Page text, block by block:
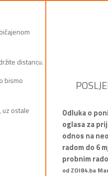
distancu.
bismo
ostale
Odluka o
oglasa za
odnos na
radom do 6
probnim
od ZOI84.ba